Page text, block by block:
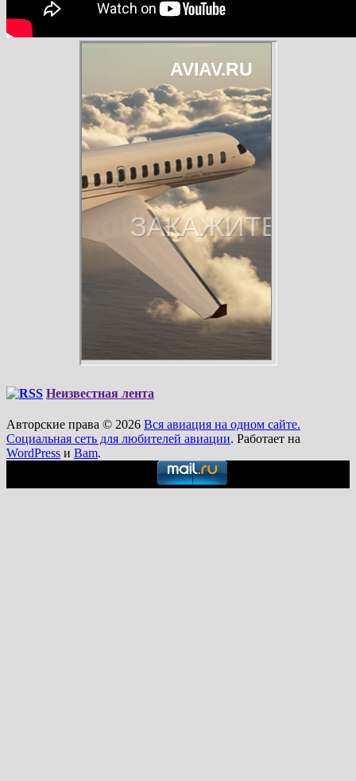
Неизвестная лента
Авторские права © 2026 Вся авиация на одном сайте.
Социальная сеть для любителей авиации. Работает на
WordPress и Bam.